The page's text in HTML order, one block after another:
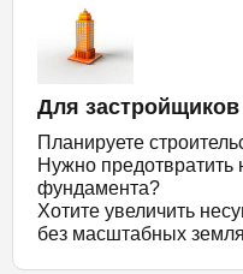
Для
Планируете
Нужно
фундамента?
Хотите увеличить
без масштабных